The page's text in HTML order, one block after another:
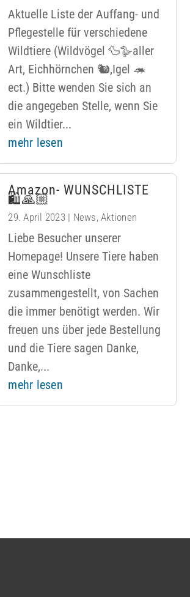
Aktuelle Liste der Auffang- und
Pflegestelle für verschiedene
Wildtiere (Wildvögel 🦆🪿aller
Art, Eichhörnchen 🐿️,Igel 🦔
ect.) Bitte wenden Sie sich an
die angegeben Stelle, wenn Sie
ein Wildtier...
mehr lesen
Amazon- WUNSCHLISTE
🛍🙏🏼
29. April 2023| News, Aktionen
Liebe Besucher unserer
Homepage! Unsere Tiere haben
eine Wunschliste
zusammengestellt, von Sachen
die immer benötigt werden. Wir
freuen uns über jede Bestellung
und die Tiere sagen Danke,
Danke,...
mehr lesen